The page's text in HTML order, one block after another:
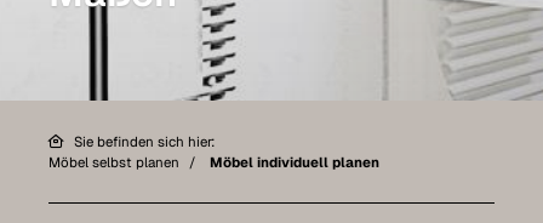
Sie befinden sich hier:
Möbel selbst planen
Möbel individuell planen
Möbel individuell planen
Hängeboards